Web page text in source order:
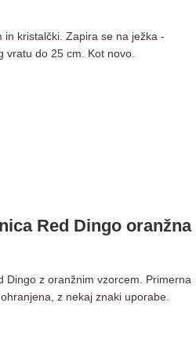
kristalčki. Zapira se na ježka -
vratu do 25 cm. Kot novo.
Red Dingo oranžna
Dingo z oranžnim vzorcem. Primerna
z nekaj znaki uporabe.